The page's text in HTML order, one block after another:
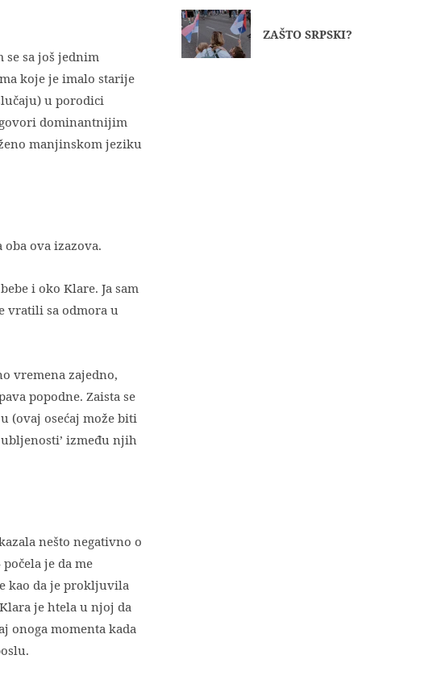
se sa još jednim
koje je imalo starije
u porodici
govori dominantnijim
manjinskom jeziku
ova izazova.
i oko Klare. Ja sam
vratili sa odmora u
vremena zajedno,
popodne. Zaista se
(ovaj osećaj može biti
između njih
nešto negativno o
je da me
kao da je prokljuvila
je htela u njoj da
onoga momenta kada
ZAŠTO SRPSKI?